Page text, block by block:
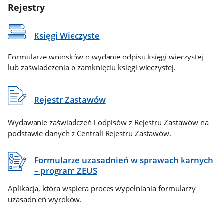
Rejestry
Księgi Wieczyste
Formularze wniosków o wydanie odpisu księgi wieczystej
lub zaświadczenia o zamknięciu księgi wieczystej.
Rejestr Zastawów
Wydawanie zaświadczeń i odpisów z Rejestru Zastawów na
podstawie danych z Centrali Rejestru Zastawów.
Formularze uzasadnień w sprawach karnych
– program ZEUS
Aplikacja, która wspiera proces wypełniania formularzy
uzasadnień wyroków.